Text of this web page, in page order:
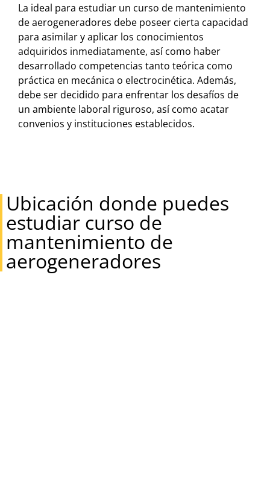
La ideal para estudiar un curso de mantenimiento
de aerogeneradores debe poseer cierta capacidad
para asimilar y aplicar los conocimientos
adquiridos inmediatamente, así como haber
desarrollado competencias tanto teórica como
práctica en mecánica o electrocinética. Además,
debe ser decidido para enfrentar los desafíos de
un ambiente laboral riguroso, así como acatar
convenios y instituciones establecidos.
Ubicación donde puedes
estudiar curso de
mantenimiento de
aerogeneradores